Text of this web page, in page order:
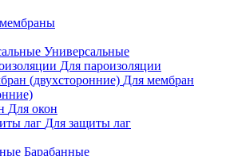
Универсальные
Для пароизоляции
Для мембран
Для окон
Для защиты лаг
Барабанные